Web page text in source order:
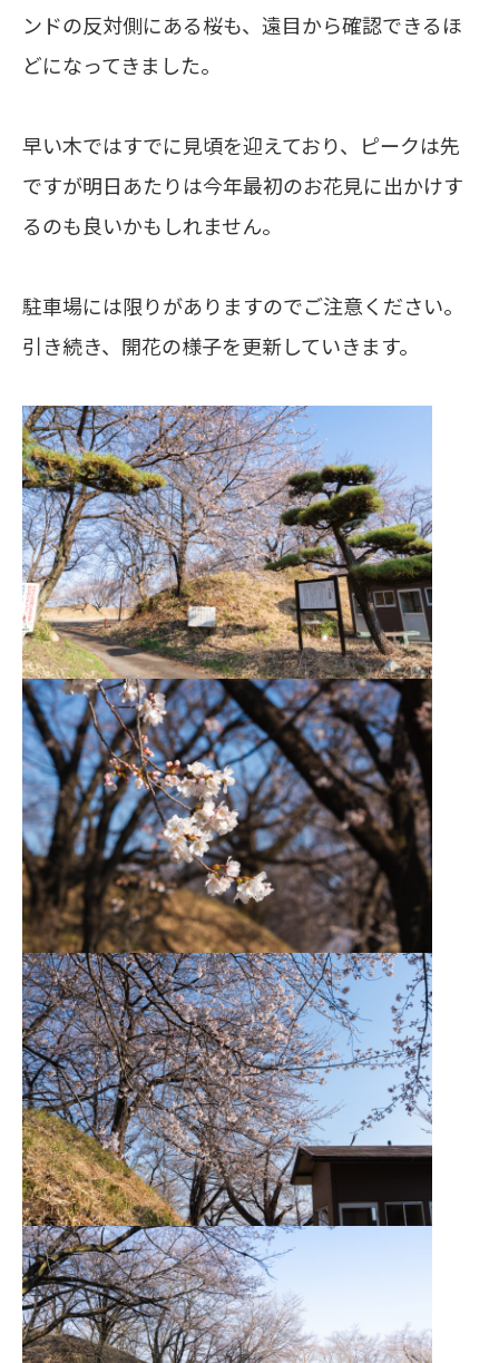
ンドの反対側にある桜も、遠目から確認できるほ
どになってきました。
早い木ではすでに見頃を迎えており、ピークは先
ですが明日あたりは今年最初のお花見に出かけす
るのも良いかもしれません。
駐車場には限りがありますのでご注意ください。
引き続き、開花の様子を更新していきます。